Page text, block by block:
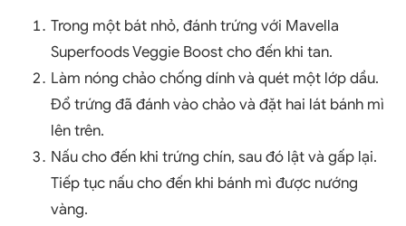
Trong một bát nhỏ, đánh trứng với Mavella
Superfoods Veggie Boost cho đến khi tan.
Làm nóng chảo chống dính và quét một lớp dầu.
Đổ trứng đã đánh vào chảo và đặt hai lát bánh mì
lên trên.
Nấu cho đến khi trứng chín, sau đó lật và gấp lại.
Tiếp tục nấu cho đến khi bánh mì được nướng
vàng.